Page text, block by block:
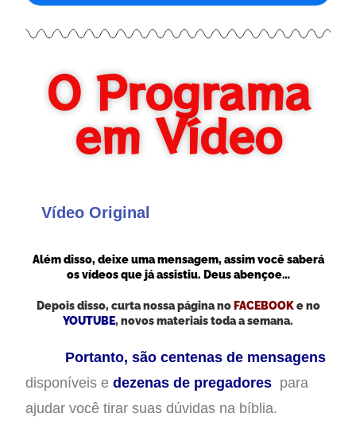
O Programa
em Vídeo
Vídeo Original
Além disso, deixe uma mensagem, assim você saberá
os vídeos que já assistiu. Deus abençoe…
Depois disso, curta nossa página no FACEBOOKe no
YOUTUBE, novos materiais toda a semana.
Portanto, são centenas de mensagens
disponíveis edezenas de pregadores para
ajudar você tirar suas dúvidas na bíblia.